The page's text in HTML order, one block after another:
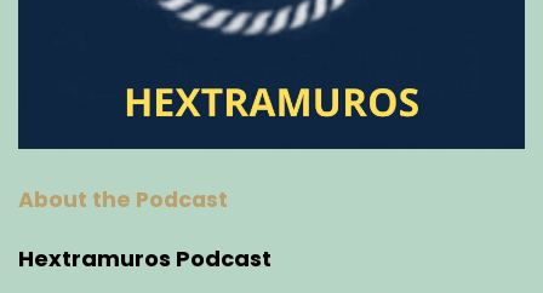
About the Podcast
Hextramuros Podcast